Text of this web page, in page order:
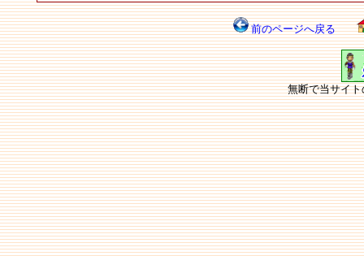
前のページへ戻る
無断で当サイ